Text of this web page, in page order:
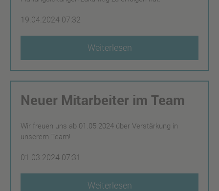
19.04.2024 07:32
Weiterlesen
Neuer Mitarbeiter im Team
Wir freuen uns ab 01.05.2024 über Verstärkung in
unserem Team!
01.03.2024 07:31
Weiterlesen